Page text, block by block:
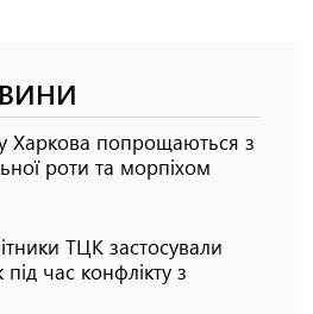
Харкова попрощаються з
роти та морпіхом
ТЦК застосували
час конфлікту з